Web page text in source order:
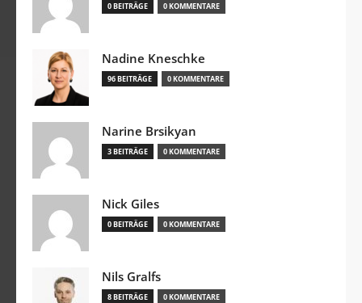
0 BEITRÄGE 0 KOMMENTARE
Nadine Kneschke
96 BEITRÄGE 0 KOMMENTARE
Narine Brsikyan
3 BEITRÄGE 0 KOMMENTARE
Nick Giles
0 BEITRÄGE 0 KOMMENTARE
Nils Gralfs
8 BEITRÄGE 0 KOMMENTARE